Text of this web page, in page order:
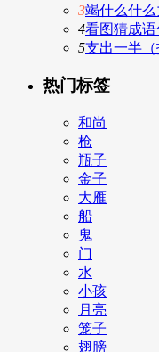
3竭什么什
4看图猜成
5支出一半（
热门标签
和尚
枪
瓶子
金子
大雁
船
鬼
门
水
小孩
月亮
笼子
翅膀